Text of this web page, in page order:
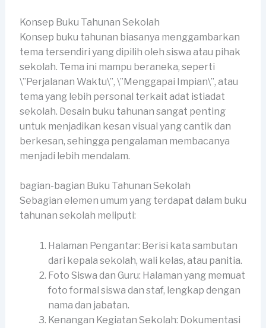
Konsep Buku Tahunan Sekolah
Konsep buku tahunan biasanya menggambarkan
tema tersendiri yang dipilih oleh siswa atau pihak
sekolah. Tema ini mampu beraneka, seperti
\”Perjalanan Waktu\”, \”Menggapai Impian\”, atau
tema yang lebih personal terkait adat istiadat
sekolah. Desain buku tahunan sangat penting
untuk menjadikan kesan visual yang cantik dan
berkesan, sehingga pengalaman membacanya
menjadi lebih mendalam.
bagian-bagian Buku Tahunan Sekolah
Sebagian elemen umum yang terdapat dalam buku
tahunan sekolah meliputi:
Halaman Pengantar: Berisi kata sambutan
dari kepala sekolah, wali kelas, atau panitia.
Foto Siswa dan Guru: Halaman yang memuat
foto formal siswa dan staf, lengkap dengan
nama dan jabatan.
Kenangan Kegiatan Sekolah: Dokumentasi